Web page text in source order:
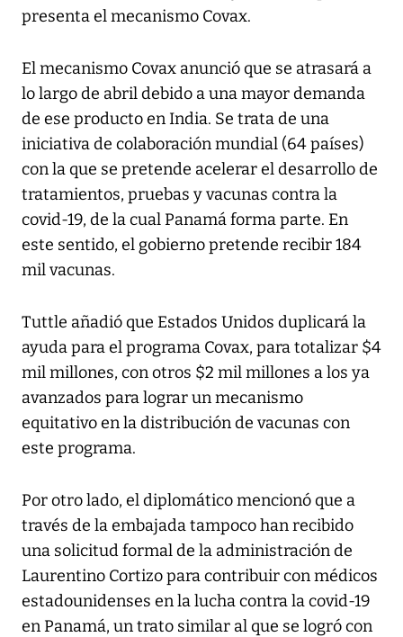
presenta el mecanismo Covax.
El mecanismo Covax anunció que se atrasará a
lo largo de abril debido a una mayor demanda
de ese producto en India. Se trata de una
iniciativa de colaboración mundial (64 países)
con la que se pretende acelerar el desarrollo de
tratamientos, pruebas y vacunas contra la
covid-19, de la cual Panamá forma parte. En
este sentido, el gobierno pretende recibir 184
mil vacunas.
Tuttle añadió que Estados Unidos duplicará la
ayuda para el programa Covax, para totalizar $4
mil millones, con otros $2 mil millones a los ya
avanzados para lograr un mecanismo
equitativo en la distribución de vacunas con
este programa.
Por otro lado, el diplomático mencionó que a
través de la embajada tampoco han recibido
una solicitud formal de la administración de
Laurentino Cortizo para contribuir con médicos
estadounidenses en la lucha contra la covid-19
en Panamá, un trato similar al que se logró con